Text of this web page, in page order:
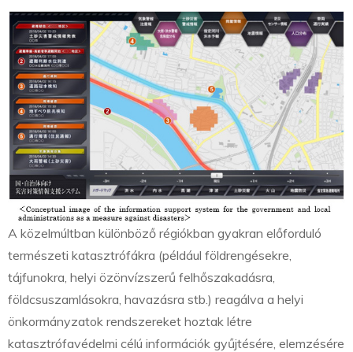
A közelmúltban különböző régiókban gyakran előforduló
természeti katasztrófákra (például földrengésekre,
tájfunokra, helyi özönvízszerű felhőszakadásra,
földcsuszamlásokra, havazásra stb.) reagálva a helyi
önkormányzatok rendszereket hoztak létre
katasztrófavédelmi célú információk gyűjtésére, elemzésére